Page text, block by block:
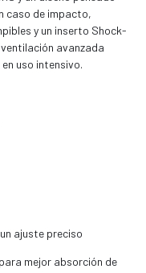
caso de impacto,
y un inserto Shock-
avanzada
uso intensivo.
ajuste preciso
mejor absorción de